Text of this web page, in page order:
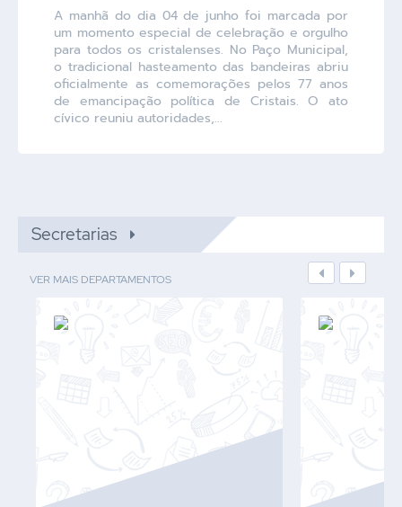
A manhã do dia 04 de junho foi marcada por
um momento especial de celebração e orgulho
para todos os cristalenses. No Paço Municipal,
o tradicional hasteamento das bandeiras abriu
oficialmente as comemorações pelos 77 anos
de emancipação política de Cristais. O ato
cívico reuniu autoridades,...
Secretarias
VER MAIS DEPARTAMENTOS